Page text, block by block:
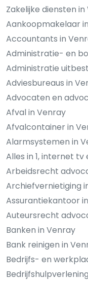
Zakelijke diensten
Aankoopmakelaar
Accountants in
Administratie- en
Administratie
Adviesbureaus in
Advocaten en
Afval in Venray
Afvalcontainer in
Alarmsystemen in
Alles in 1, internet
Arbeidsrecht
Archiefvernietiging
Assurantiekantoor
Auteursrecht
Banken in Venray
Bank reinigen in
Bedrijfs- en